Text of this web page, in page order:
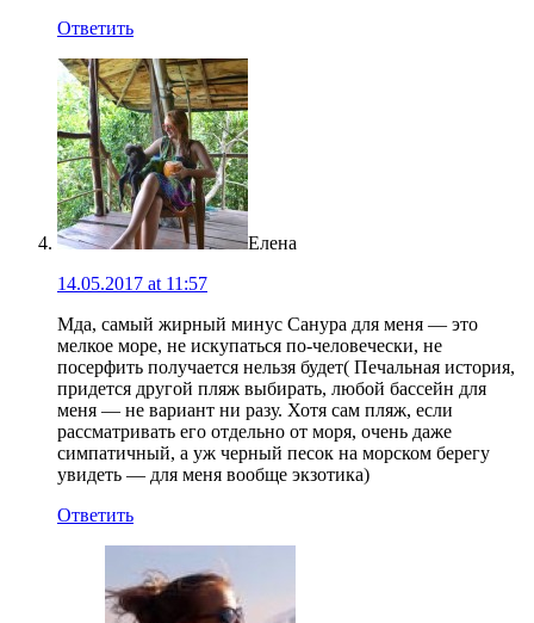
Ответить
Елена
14.05.2017 at 11:57
Мда, самый жирный минус Санура для меня — это
мелкое море, не искупаться по-человечески, не
посерфить получается нельзя будет( Печальная история,
придется другой пляж выбирать, любой бассейн для
меня — не вариант ни разу. Хотя сам пляж, если
рассматривать его отдельно от моря, очень даже
симпатичный, а уж черный песок на морском берегу
увидеть — для меня вообще экзотика)
Ответить